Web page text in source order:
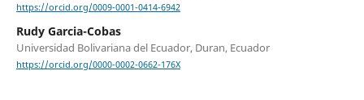
https://orcid.org/0009-0001-0414-6942
Rudy Garcia-Cobas
Universidad Bolivariana del Ecuador, Duran, Ecuador
https://orcid.org/0000-0002-0662-176X